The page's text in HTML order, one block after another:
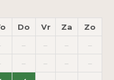
Do Vr Za
Zo
– – –
–
– – –
–